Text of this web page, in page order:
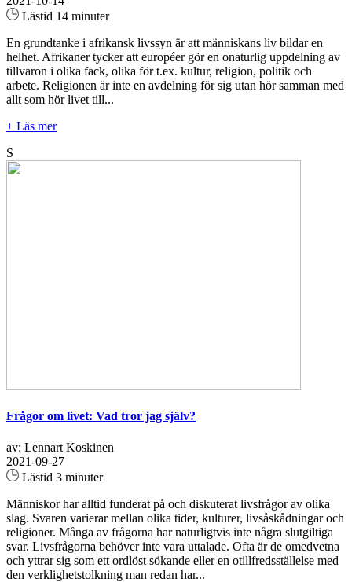
Lästid 14 minuter
En grundtanke i afrikansk livssyn är att människans liv bildar en
helhet. Afrikaner tycker att européer gör en onaturlig uppdelning av
tillvaron i olika fack, olika för t.ex. kultur, religion, politik och
arbete. Religionen är inte en avdelning för sig utan hör samman med
allt som hör livet till...
+ Läs mer
S
Frågor om livet: Vad tror jag själv?
av: Lennart Koskinen
2021-09-27
Lästid 3 minuter
Människor har alltid funderat på och diskuterat livsfrågor av olika
slag. Svaren varierar mellan olika tider, kulturer, livsåskådningar och
religioner. Många av frågorna har naturligtvis inte några slutgiltiga
svar. Livsfrågorna behöver inte vara uttalade. Ofta är de omedvetna
och yttrar sig som ett ordlöst sökande eller en otillfredsställelse med
den verklighetstolkning man redan har...